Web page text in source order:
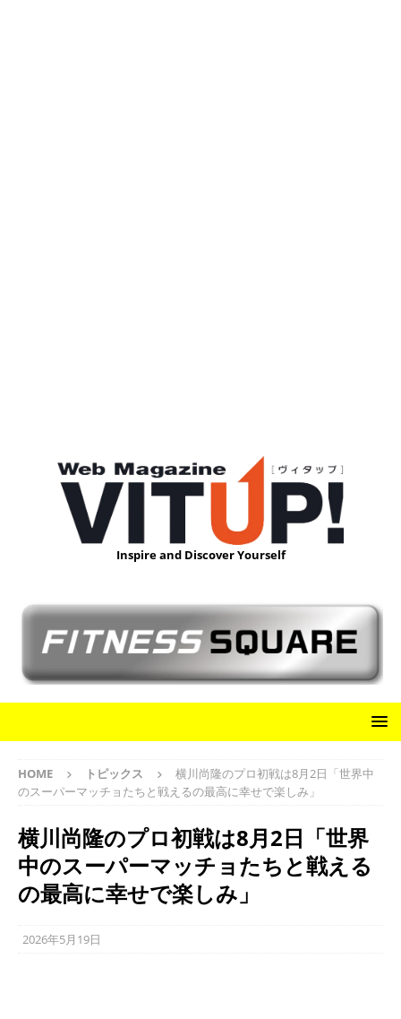
Inspire and Discover Yourself
HOME トピックス
横川尚隆のプロ初戦は8月2日「世界中
のスーパーマッチョたちと戦えるの最高に幸せで楽しみ」
横川尚隆のプロ初戦は8月2日「世界
中のスーパーマッチョたちと戦える
の最高に幸せで楽しみ」
2026年5月19日